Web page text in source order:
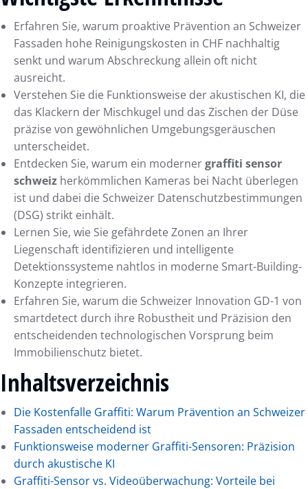
Erfahren Sie, warum proaktive Prävention an Schweizer
Fassaden hohe Reinigungskosten in CHF nachhaltig
senkt und warum Abschreckung allein oft nicht
ausreicht.
Verstehen Sie die Funktionsweise der akustischen KI, die
das Klackern der Mischkugel und das Zischen der Düse
präzise von gewöhnlichen Umgebungsgeräuschen
unterscheidet.
Entdecken Sie, warum ein modernergraffiti sensor
schweiz herkömmlichen Kameras bei Nacht überlegen
ist und dabei die Schweizer Datenschutzbestimmungen
(DSG) strikt einhält.
Lernen Sie, wie Sie gefährdete Zonen an Ihrer
Liegenschaft identifizieren und intelligente
Detektionssysteme nahtlos in moderne Smart-Building-
Konzepte integrieren.
Erfahren Sie, warum die Schweizer Innovation GD-1 von
smartdetect durch ihre Robustheit und Präzision den
entscheidenden technologischen Vorsprung beim
Immobilienschutz bietet.
Inhaltsverzeichnis
Die Kostenfalle Graffiti: Warum Prävention an Schweizer
Fassaden entscheidend ist
Funktionsweise moderner Graffiti-Sensoren: Präzision
durch akustische KI
Graffiti-Sensor vs. Videoüberwachung: Vorteile bei